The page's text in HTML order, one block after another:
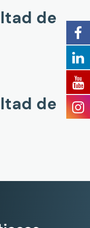
de
de